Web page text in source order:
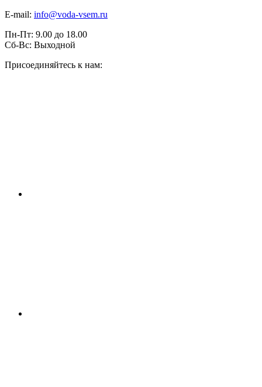
E-mail: info@voda-vsem.ru
Пн-Пт: 9.00 до 18.00
Сб-Вс: Выходной
Присоединяйтесь к нам: